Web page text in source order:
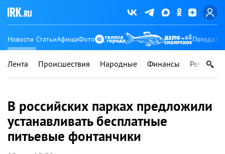
Новости СтатьиАфишаФото Погода
Лента Происшествия Народные Финансы Регионы
В российских парках предложили
устанавливать бесплатные
питьевые фонтанчики